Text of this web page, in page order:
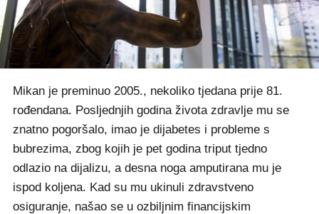
Mikan je preminuo 2005., nekoliko tjedana prije 81.
rođendana. Posljednjih godina života zdravlje mu se
znatno pogoršalo, imao je dijabetes i probleme s
bubrezima, zbog kojih je pet godina triput tjedno
odlazio na dijalizu, a desna noga amputirana mu je
ispod koljena. Kad su mu ukinuli zdravstveno
osiguranje, našao se u ozbiljnim financijskim